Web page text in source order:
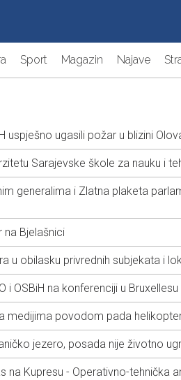
Sport Magazin Najave
uspješno ugasili požar u blizini
Sarajevske škole za nauku i
generalima i Zlatna plaketa
na Bjelašnici
u obilasku privrednih subjekata i
i OSBiH na konferenciji u Bruxellesu
medijima povodom pada
jezero, posada nije životno
na Kupresu - Operativno-tehnička